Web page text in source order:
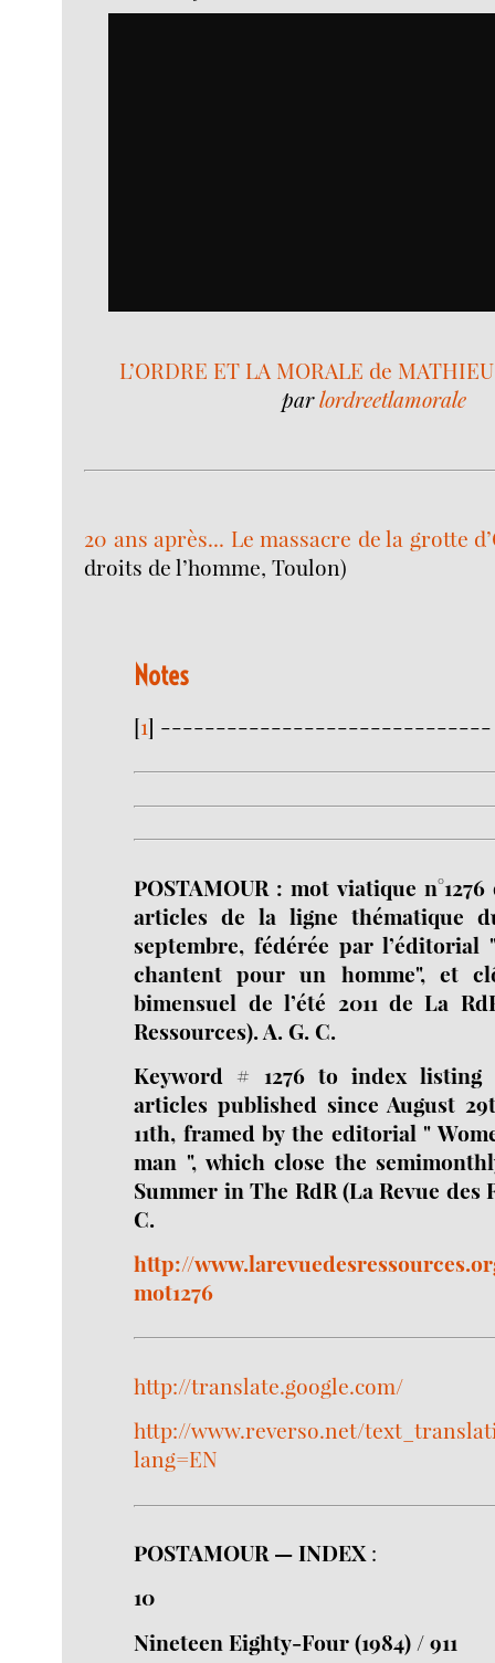
L’ORDRE ET LA MORALE de
parlordreetlamorale
20 ans après... Le massacre de la grotte
droits de l’homme, Toulon)
Notes
[1] ------------------------------
POSTAMOUR : mot viatique
articles de la ligne thématique
septembre, fédérée par l’éditorial
chantent pour un homme", et
bimensuel de l’été 2011 de La
Ressources). A. G. C.
Keyword # 1276 to index listing
articles published since August
11th, framed by the editorial "
man ", which close the
Summer in The RdR (La Revue des
C.
http://
mot1276
http://translate.google.com/
http://www.reverso.net/
lang=EN
POSTAMOUR — INDEX :
10
Nineteen Eighty-Four (1984) / 911